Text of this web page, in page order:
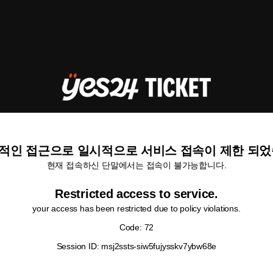
인 접근으로 일시적으로 서비스 접속이 제한 되
현재 접속하신 단말에서는 접속이 불가능합니다.
Restricted access to service.
your access has been restricted due to policy violations.
Code: 72
Session ID: msj2ssts-siw5fujysskv7ybw68e